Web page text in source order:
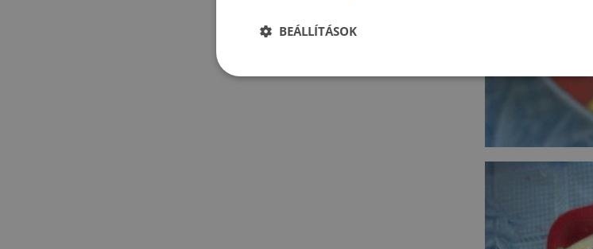
BEÁLLÍTÁSOK